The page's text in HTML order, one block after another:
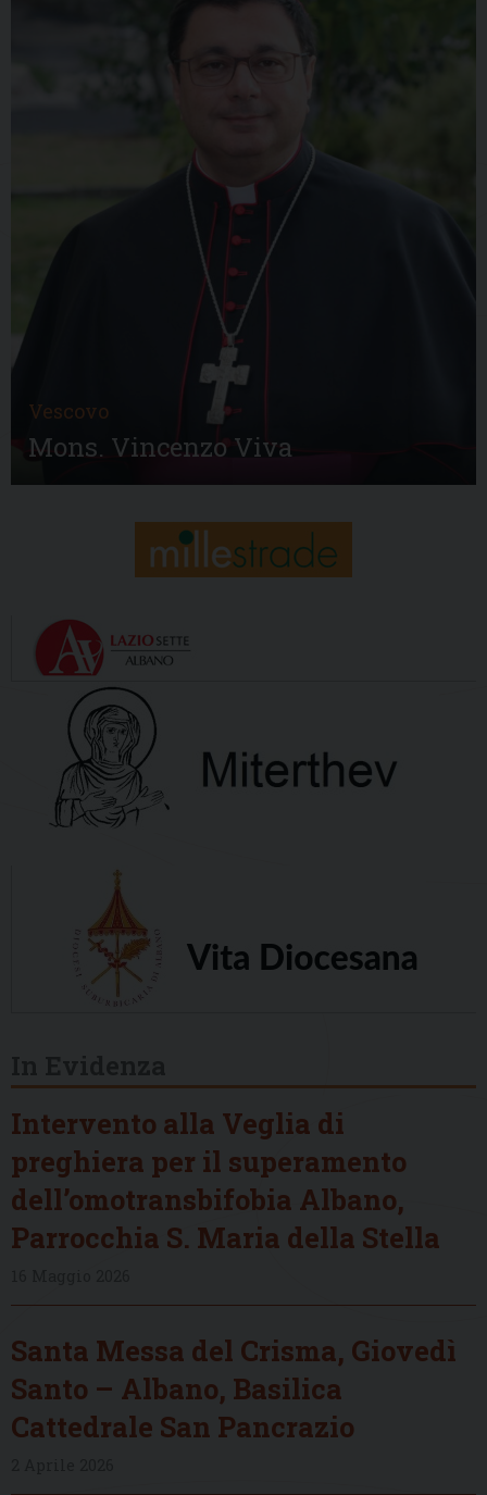
Vescovo
Mons. Vincenzo Viva
Intervento alla Veglia di
preghiera per il superamento
dell’omotransbifobia Albano,
Parrocchia S. Maria della Stella
Santa Messa del Crisma, Giovedì
Santo – Albano, Basilica
Cattedrale San Pancrazio